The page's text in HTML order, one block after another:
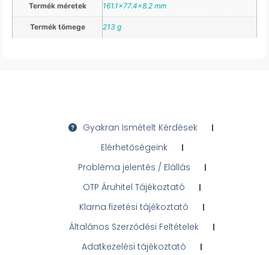
Termék méretek 161.1×77.4×8.2 mm
Termék tömege 213 g
Gyakran Ismételt Kérdések
Elérhetőségeink
Probléma jelentés / Elállás
OTP Áruhitel Tájékoztató
Klarna fizetési tájékoztató
Általános Szerződési Feltételek
Adatkezelési tájékoztató